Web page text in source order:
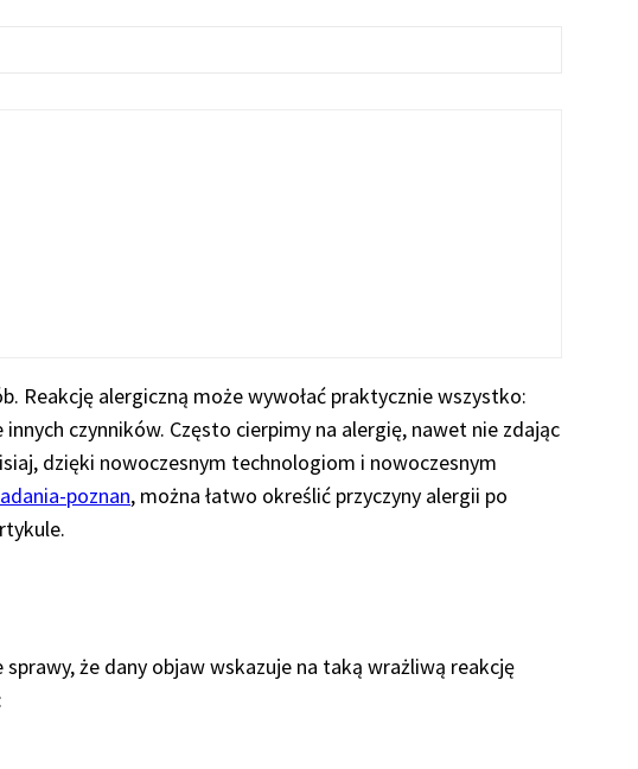
Reakcję alergiczną może wywołać praktycznie wszystko:
czynników. Często cierpimy na alergię, nawet nie zdając
dzięki nowoczesnym technologiom i nowoczesnym
poznan, można łatwo określić przyczyny alergii po
że dany objaw wskazuje na taką wrażliwą reakcję